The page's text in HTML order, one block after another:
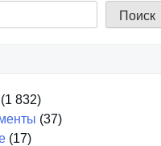
Поиск
(1 832)
(37)
(17)